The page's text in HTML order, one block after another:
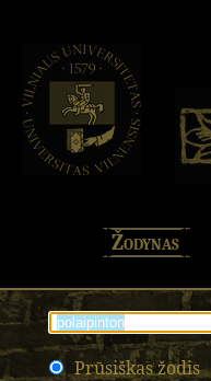
Žodynas
Prūsiškas žodis